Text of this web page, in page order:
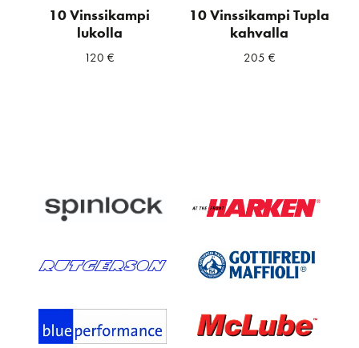
10 Vinssikampi
lukolla
120€
10 Vinssikampi Tupla
kahvalla
205 €